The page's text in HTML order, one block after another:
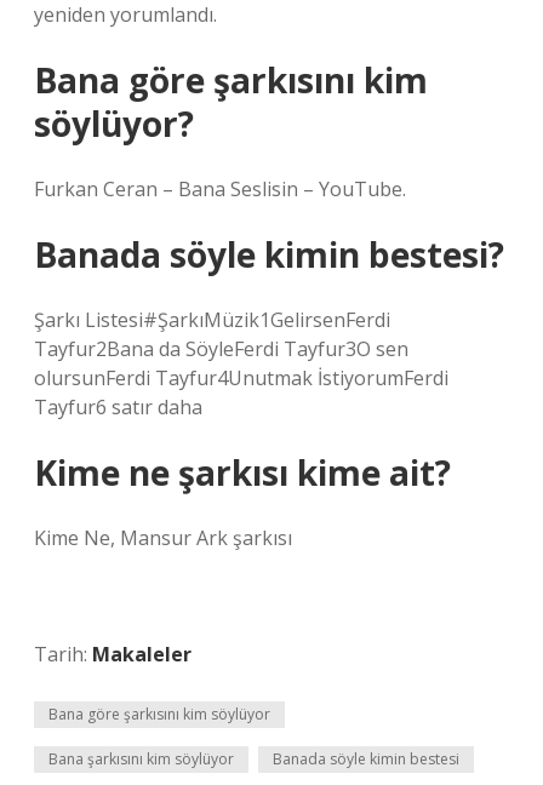
yeniden yorumlandı.
Bana göre şarkısını kim
söylüyor?
Furkan Ceran – Bana Seslisin – YouTube.
Banada söyle kimin bestesi?
Şarkı Listesi#ŞarkıMüzik1GelirsenFerdi
Tayfur2Bana da SöyleFerdi Tayfur3O sen
olursunFerdi Tayfur4Unutmak İstiyorumFerdi
Tayfur6 satır daha
Kime ne şarkısı kime ait?
Kime Ne, Mansur Ark şarkısı
Tarih: Makaleler
Bana göre şarkısını kim söylüyor
Bana şarkısını kim söylüyor Banada söyle kimin bestesi